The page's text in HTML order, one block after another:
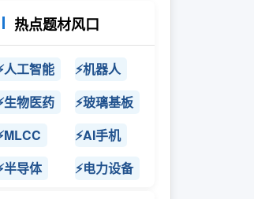
热点题材风口
人工智能
⚡机器人
生物医药
⚡玻璃基板
⚡AI手机
半导体
⚡电力设备